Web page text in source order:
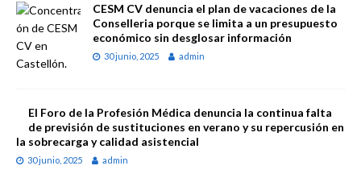
CESM CV denuncia el plan de vacaciones de la
Conselleria porque se limita a un presupuesto
económico sin desglosar información
30 junio, 2025 admin
El Foro de la Profesión Médica denuncia la continua falta
de previsión de sustituciones en verano y su repercusión en
la sobrecarga y calidad asistencial
30 junio, 2025 admin